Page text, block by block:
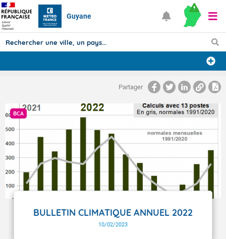
Guyane
Prévisions
TOUS LES RÉSULTATS
Articles
Partager
BCA
BULLETIN CLIMATIQUE ANNUEL 2022
10/02/2023